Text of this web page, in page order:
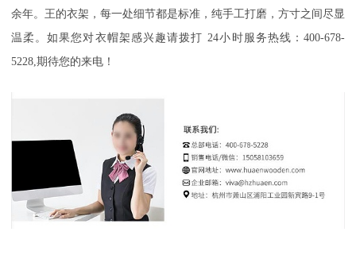
余年。王的衣架，每一处细节都是标准，纯手工打磨，方寸之间尽显
温柔 。如果您对衣帽架感兴趣请拨打 24小时服务热线：400-678-
5228,期待您的来电！